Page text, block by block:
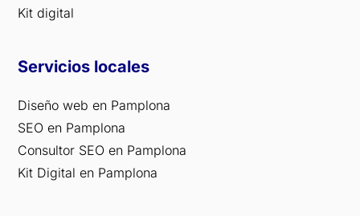
Kit digital
Servicios locales
Diseño web en Pamplona
SEO en Pamplona
Consultor SEO en Pamplona
Kit Digital en Pamplona